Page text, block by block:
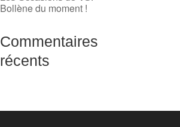
Bollène du moment !
Commentaires
récents